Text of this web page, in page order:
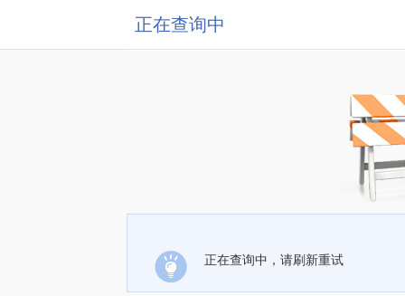
正在查询中
正在查询中，请刷新重试